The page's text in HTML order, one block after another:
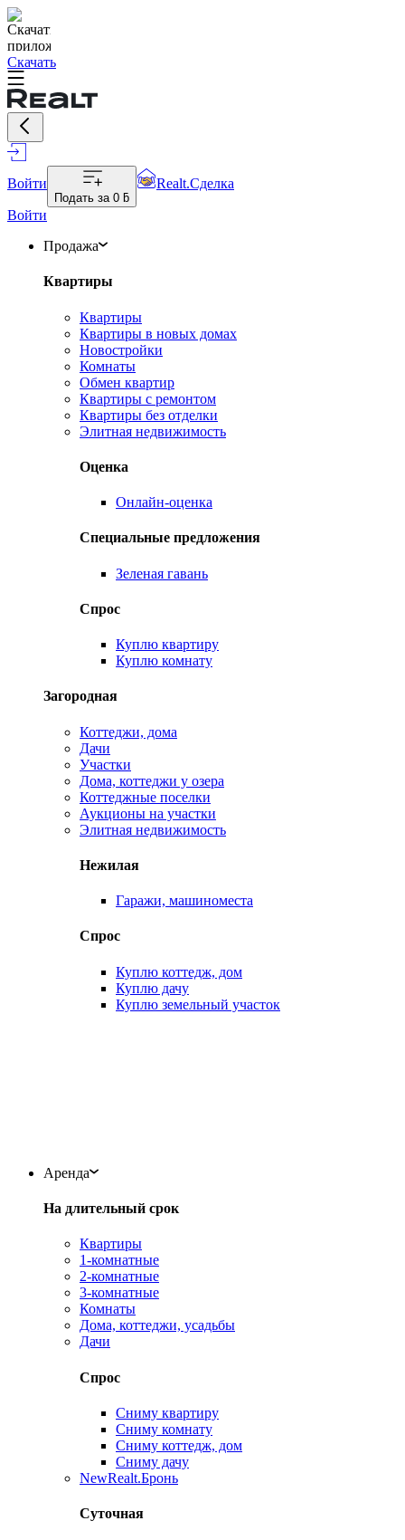
Скачать
Войти
Подать за 0 ƃ
Realt.Сделка
Войти
Продажа
Квартиры
Квартиры
Квартиры в новых домах
Новостройки
Комнаты
Обмен квартир
Квартиры с ремонтом
Квартиры без отделки
Элитная недвижимость
Оценка
Онлайн-оценка
Специальные предложения
Зеленая гавань
Спрос
Куплю квартиру
Куплю комнату
Загородная
Коттеджи, дома
Дачи
Участки
Дома, коттеджи у озера
Коттеджные поселки
Аукционы на участки
Элитная недвижимость
Нежилая
Гаражи, машиноместа
Спрос
Куплю коттедж, дом
Куплю дачу
Куплю земельный участок
Аренда
На длительный срок
Квартиры
1-комнатные
2-комнатные
3-комнатные
Комнаты
Дома, коттеджи, усадьбы
Дачи
Спрос
Сниму квартиру
Сниму комнату
Сниму коттедж, дом
Сниму дачу
NewRealt.Бронь
Суточная